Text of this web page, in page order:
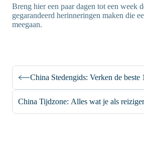
Breng hier een paar dagen tot een week
gegarandeerd herinneringen maken die
meegaan.
China Stedengids: Verken de beste
China Tijdzone: Alles wat je als